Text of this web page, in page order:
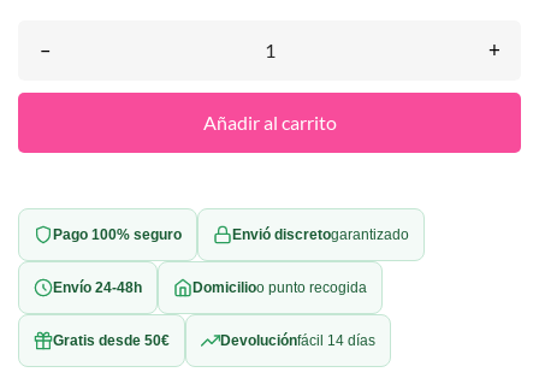
– +
Añadir al carrito
Pago 100% seguro Envió discretogarantizado
Envío 24-48h Domicilioo punto recogida
Gratis desde 50€ Devoluciónfácil 14 días